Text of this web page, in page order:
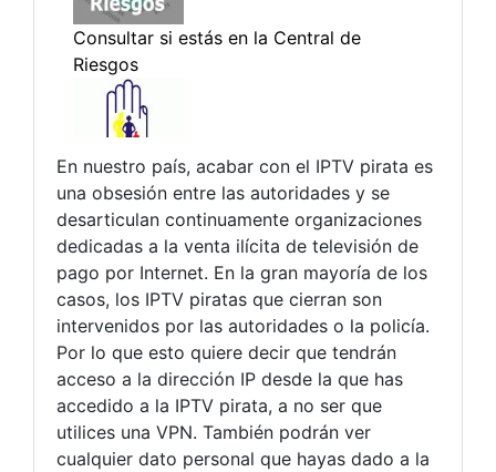
En nuestro país, acabar con el IPTV pirata es
una obsesión entre las autoridades y se
desarticulan continuamente organizaciones
dedicadas a la venta ilícita de televisión de
pago por Internet. En la gran mayoría de los
casos, los IPTV piratas que cierran son
intervenidos por las autoridades o la policía.
Por lo que esto quiere decir que tendrán
acceso a la dirección IP desde la que has
accedido a la IPTV pirata, a no ser que
utilices una VPN. También podrán ver
cualquier dato personal que hayas dado a la